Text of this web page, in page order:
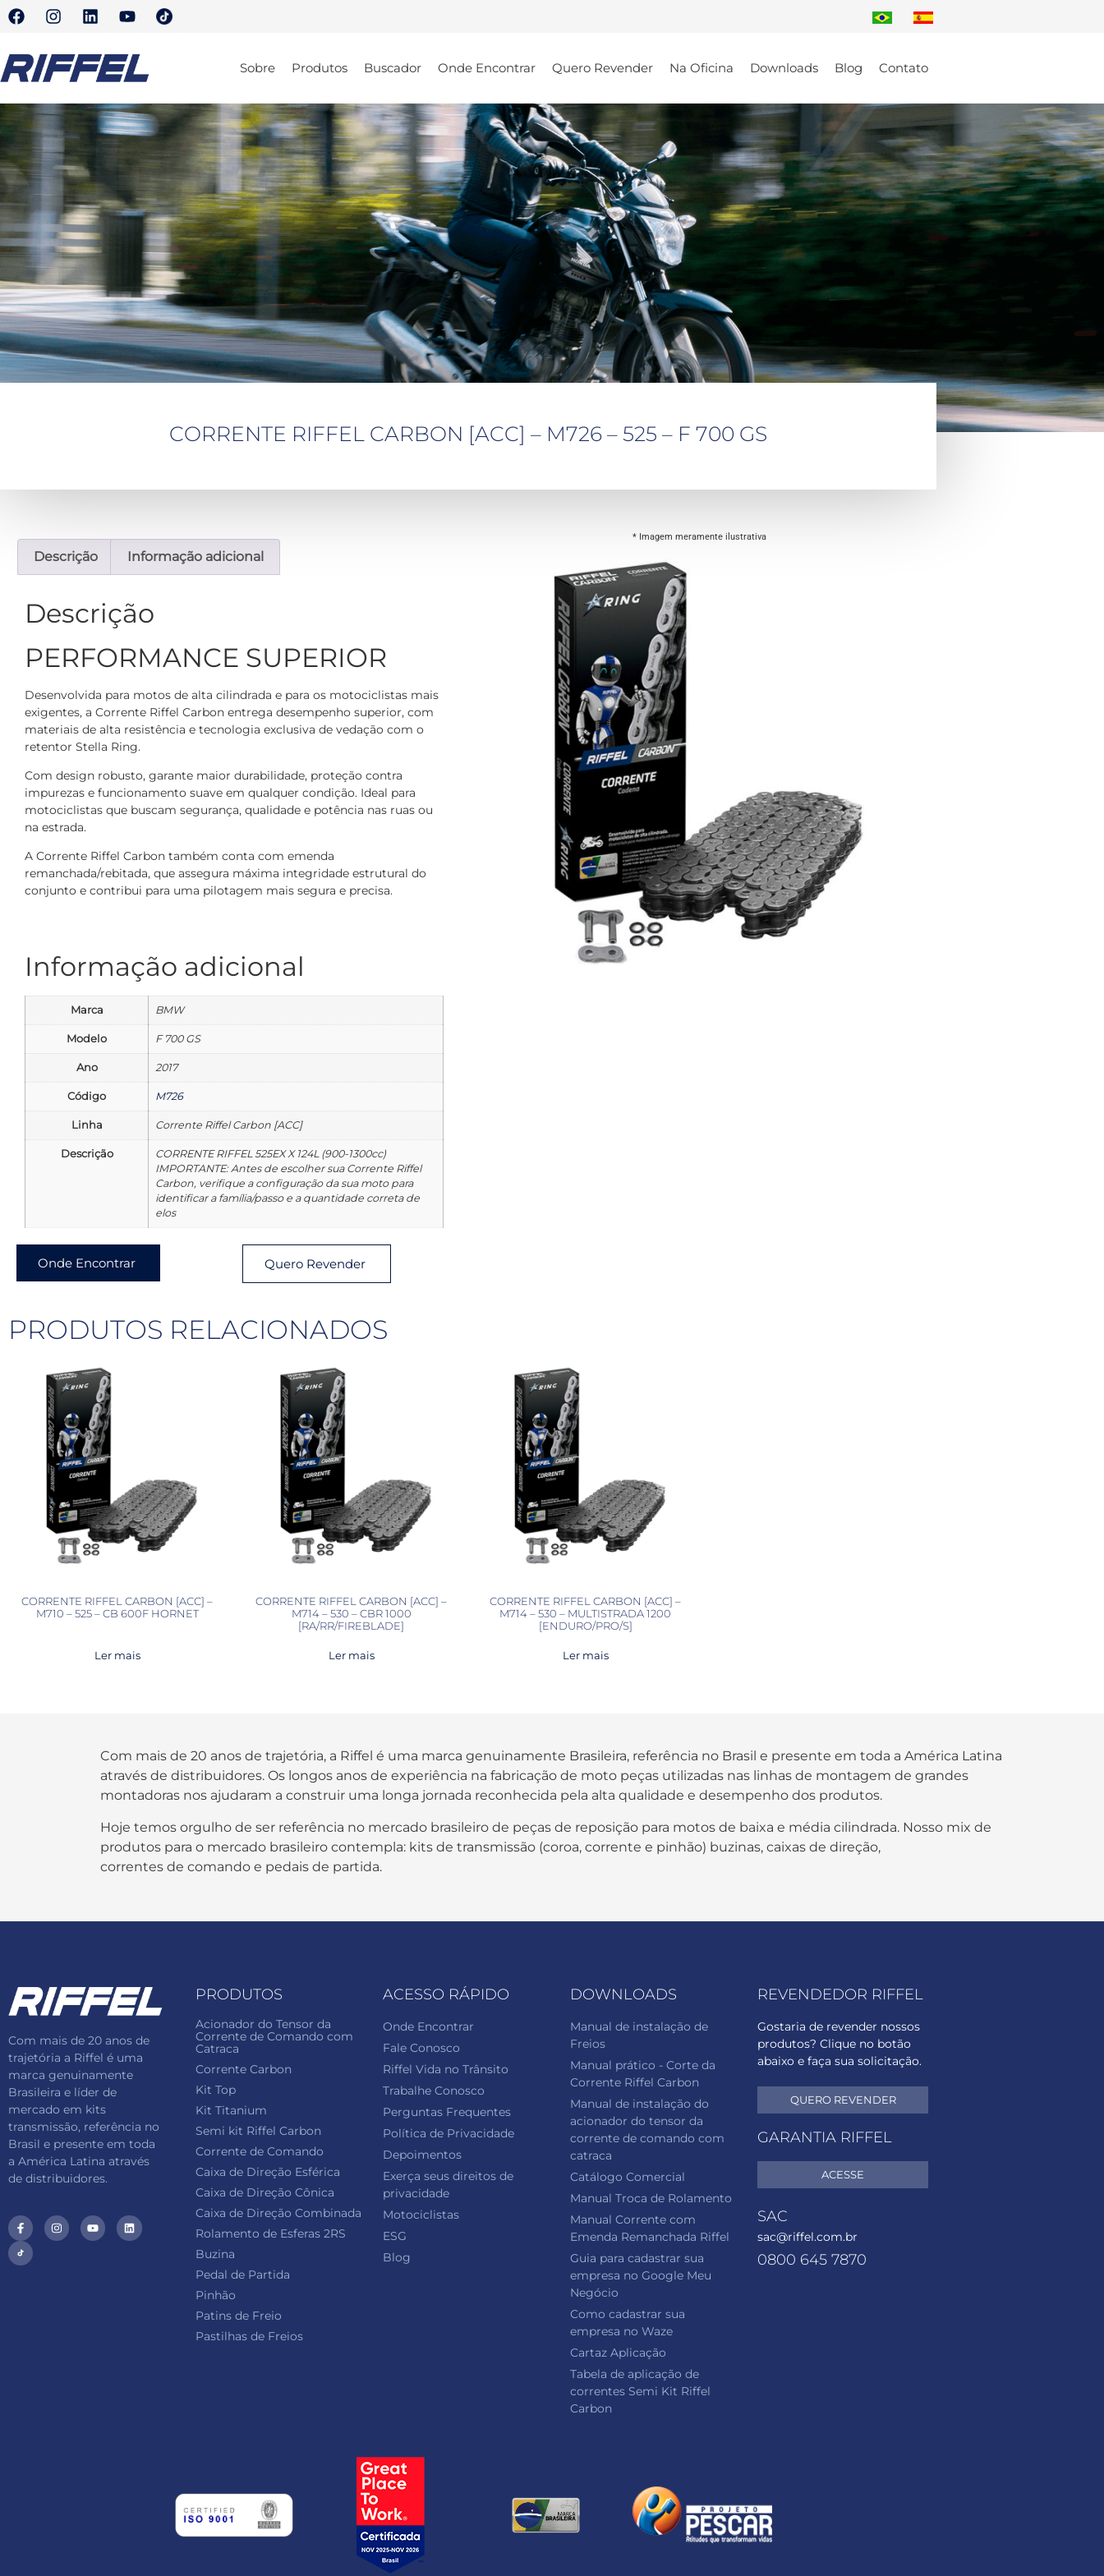
Sobre Produtos Buscador Onde Encontrar Quero Revender Na Oficina Downloads Blog Contato
CORRENTE RIFFEL CARBON [ACC] – M726 – 525 – F 700 GS
Descrição Informação adicional
Descrição
PERFORMANCE SUPERIOR
Desenvolvida para motos de alta cilindrada e para os motociclistas mais
exigentes, a Corrente Riffel Carbon entrega desempenho superior, com
materiais de alta resistência e tecnologia exclusiva de vedação com o
retentor Stella Ring.
Com design robusto, garante maior durabilidade, proteção contra
impurezas e funcionamento suave em qualquer condição. Ideal para
motociclistas que buscam segurança, qualidade e potência nas ruas ou
na estrada.
A Corrente Riffel Carbon também conta com emenda
remanchada/rebitada, que assegura máxima integridade estrutural do
conjunto e contribui para uma pilotagem mais segura e precisa.
Informação adicional
Marca BMW
Modelo F 700 GS
Ano 2017
Código M726
Linha Corrente Riffel Carbon [ACC]
Descrição
CORRENTE RIFFEL 525EX X 124L (900-1300cc)
IMPORTANTE: Antes de escolher sua Corrente Riffel
Carbon, verifique a configuração da sua moto para
identificar a família/passo e a quantidade correta de
elos
Onde Encontrar Quero Revender
* Imagem meramente ilustrativa
PRODUTOS RELACIONADOS
CORRENTE RIFFEL CARBON [ACC] –
M710 – 525 – CB 600F HORNET
Ler mais
CORRENTE RIFFEL CARBON [ACC] –
M714 – 530 – CBR 1000
[RA/RR/FIREBLADE]
Ler mais
CORRENTE RIFFEL CARBON [ACC] –
M714 – 530 – MULTISTRADA 1200
[ENDURO/PRO/S]
Ler mais
Com mais de 20 anos de trajetória, a Riffel é uma marca genuinamente Brasileira, referência no Brasil e presente em toda a América Latina
através de distribuidores. Os longos anos de experiência na fabricação de moto peças utilizadas nas linhas de montagem de grandes
montadoras nos ajudaram a construir uma longa jornada reconhecida pela alta qualidade e desempenho dos produtos.
Hoje temos orgulho de ser referência no mercado brasileiro de peças de reposição para motos de baixa e média cilindrada. Nosso mix de
produtos para o mercado brasileiro contempla: kits de transmissão (coroa, corrente e pinhão) buzinas, caixas de direção,
correntes de comando e pedais de partida.
Com mais de 20 anos de
trajetória a Riffel é uma
marca genuinamente
Brasileira e líder de
mercado em kits
transmissão, referência no
Brasil e presente em toda
a América Latina através
de distribuidores.
PRODUTOS
Acionador do Tensor da
Corrente de Comando com
Catraca
Corrente Carbon
Kit Top
Kit Titanium
Semi kit Riffel Carbon
Corrente de Comando
Caixa de Direção Esférica
Caixa de Direção Cônica
Caixa de Direção Combinada
Rolamento de Esferas 2RS
Buzina
Pedal de Partida
Pinhão
Patins de Freio
Pastilhas de Freios
ACESSO RÁPIDO
Onde Encontrar
Fale Conosco
Riffel Vida no Trânsito
Trabalhe Conosco
Perguntas Frequentes
Política de Privacidade
Depoimentos
Exerça seus direitos de
privacidade
Motociclistas
ESG
Blog
DOWNLOADS
Manual de instalação de
Freios
Manual prático - Corte da
Corrente Riffel Carbon
Manual de instalação do
acionador do tensor da
corrente de comando com
catraca
Catálogo Comercial
Manual Troca de Rolamento
Manual Corrente com
Emenda Remanchada Riffel
Guia para cadastrar sua
empresa no Google Meu
Negócio
Como cadastrar sua
empresa no Waze
Cartaz Aplicação
Tabela de aplicação de
correntes Semi Kit Riffel
Carbon
REVENDEDOR RIFFEL
Gostaria de revender nossos
produtos? Clique no botão
abaixo e faça sua solicitação.
QUERO REVENDER
GARANTIA RIFFEL
ACESSE
SAC
sac@riffel.com.br
0800 645 7870